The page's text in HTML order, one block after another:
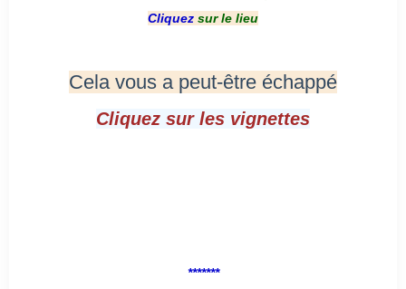
Cliquez sur le lieu
Cela vous a peut-être échappé
Cliquez sur les vignettes
*******